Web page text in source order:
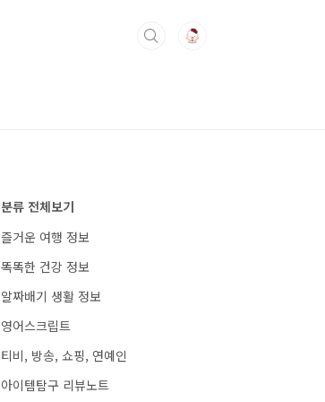
분류 전체보기
즐거운 여행 정보
똑똑한 건강 정보
알짜배기 생활 정보
영어스크립트
티비, 방송, 쇼핑, 연예인
아이템탐구 리뷰노트